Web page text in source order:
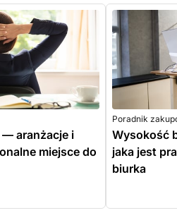
— aranżacje i
miejsce do
Poradnik
Wysokość
jaka jest
biurka